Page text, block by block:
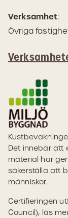
Verksamhet:
Övriga
Det innebär att
material har
säkerställa att
människor.
Certifieringen
Council), läs